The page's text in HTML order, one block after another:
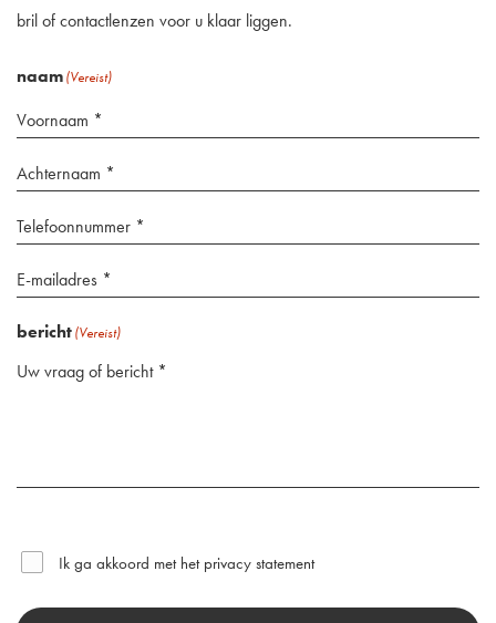
bril of contactlenzen voor u klaar liggen.
naam(Vereist)
Achternaam
(Vereist)
Telefoonnummer
(Vereist)
email(Vereist)
bericht(Vereist)
Ik ga akkoord met het privacy statement